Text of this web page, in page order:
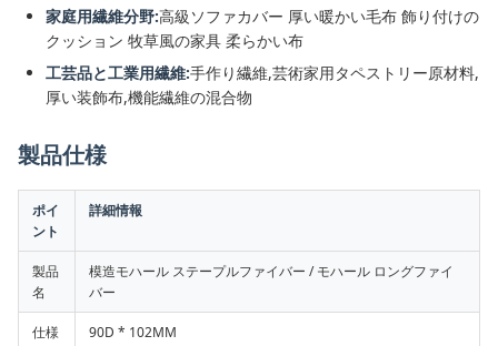
家庭用繊維分野:高級ソファカバー 厚い暖かい毛布 飾り付けの
クッション 牧草風の家具 柔らかい布
工芸品と工業用繊維:手作り繊維,芸術家用タペストリー原材料,
厚い装飾布,機能繊維の混合物
製品仕様
ポイ
ント
詳細情報
製品
名
模造モハール ステープルファイバー / モハール ロングファイ
バー
仕様 90D * 102MM